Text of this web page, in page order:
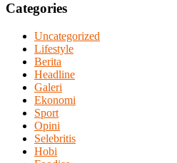
Categories
Uncategorized
Lifestyle
Berita
Headline
Galeri
Ekonomi
Sport
Opini
Selebritis
Hobi